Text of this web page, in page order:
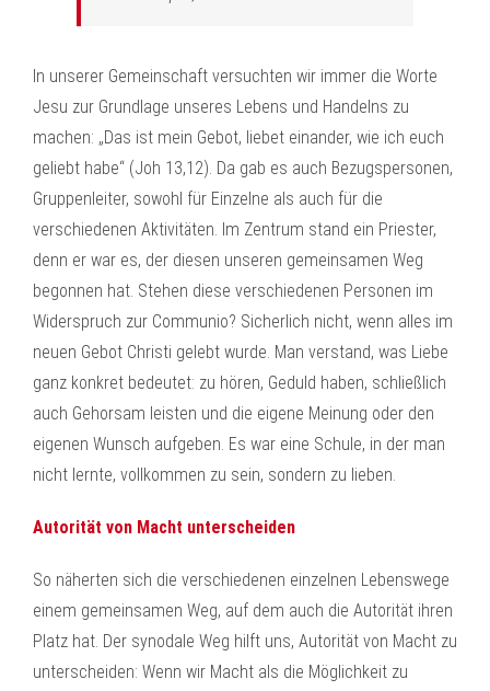
In unserer Gemeinschaft versuchten wir immer die Worte
Jesu zur Grundlage unseres Lebens und Handelns zu
machen: „Das ist mein Gebot, liebet einander, wie ich euch
geliebt habe“ (Joh 13,12). Da gab es auch Bezugspersonen,
Gruppenleiter, sowohl für Einzelne als auch für die
verschiedenen Aktivitäten. Im Zentrum stand ein Priester,
denn er war es, der diesen unseren gemeinsamen Weg
begonnen hat. Stehen diese verschiedenen Personen im
Widerspruch zur Communio? Sicherlich nicht, wenn alles im
neuen Gebot Christi gelebt wurde. Man verstand, was Liebe
ganz konkret bedeutet: zu hören, Geduld haben, schließlich
auch Gehorsam leisten und die eigene Meinung oder den
eigenen Wunsch aufgeben. Es war eine Schule, in der man
nicht lernte, vollkommen zu sein, sondern zu lieben.
Autorität von Macht unterscheiden
So näherten sich die verschiedenen einzelnen Lebenswege
einem gemeinsamen Weg, auf dem auch die Autorität ihren
Platz hat. Der synodale Weg hilft uns, Autorität von Macht zu
unterscheiden: Wenn wir Macht als die Möglichkeit zu